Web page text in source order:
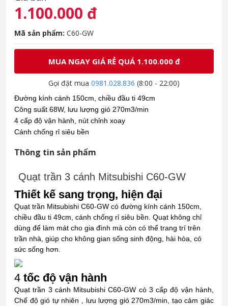
1.100.000 đ
Mã sản phẩm: C60-GW
MUA NGAY GIÁ RẺ QUÁ 1.100.000 đ
Gọi đặt mua 0981.028.836 (8:00 - 22:00)
Đường kính cánh 150cm, chiều đầu ti 49cm
Công suất 68W, lưu lượng gió 270m3/min
4 cấp độ vận hành, nút chỉnh xoay
Cánh chống rỉ siêu bền
Thông tin sản phẩm
Quạt trần 3 cánh Mitsubishi C60-GW
Thiết kế sang trọng, hiện đại
Quạt trần Mitsubishi C60-GW có đường kính cánh 150cm,
chiều đầu ti 49cm, cánh chống rỉ siêu bền. Quạt không chỉ
dùng để làm mát cho gia đình mà còn có thể trang trí trên
trần nhà, giúp cho không gian sống sinh động, hài hòa, có
sức sống hơn.
4 tốc độ vận hành
Quạt trần 3 cánh Mitsubishi C60-GW có 3 cấp độ vận hành,
Chế độ gió tự nhiên , lưu lượng gió 270m3/min, tạo cảm giác